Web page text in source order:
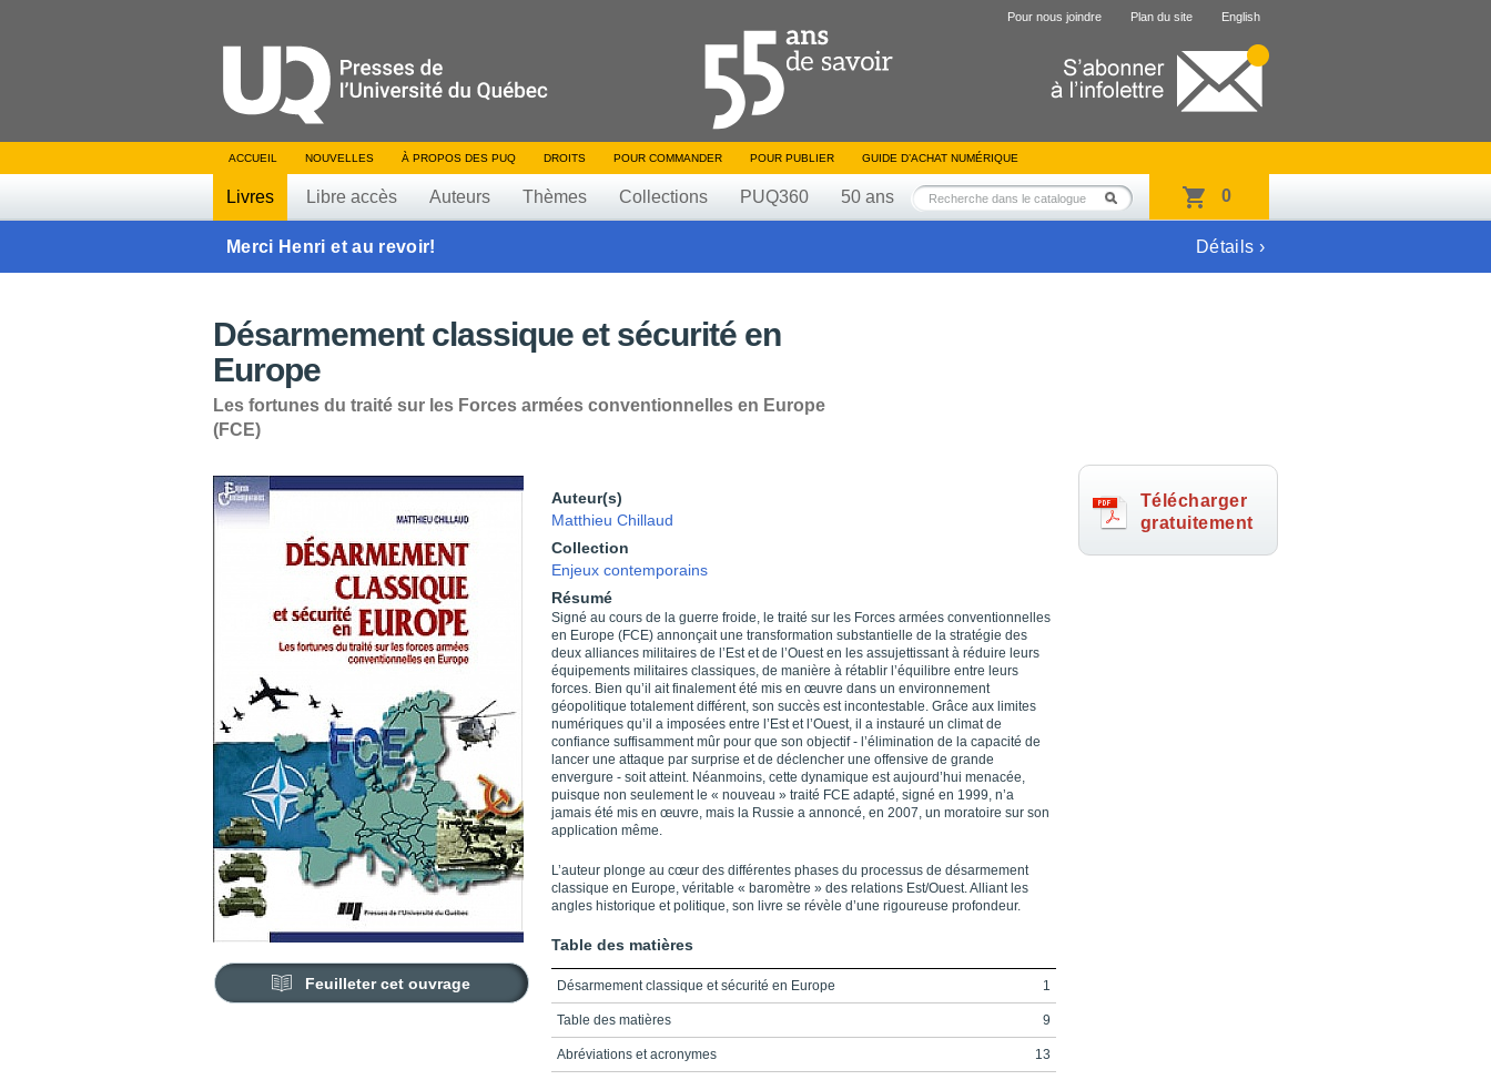
Pour nous joindre Plan du site English
ACCUEIL NOUVELLES À PROPOS DES PUQ DROITS POUR COMMANDER POUR PUBLIER GUIDE D’ACHAT NUMÉRIQUE
Livres Libre accès Auteurs Thèmes Collections PUQ360 50 ans 0
Merci Henri et au revoir! Détails ›
Désarmement classique et sécurité en
Europe
Les fortunes du traité sur les Forces armées conventionnelles en Europe
(FCE)
Feuilleter cet ouvrage
Auteur(s)
Matthieu Chillaud
Collection
Enjeux contemporains
Résumé
Signé au cours de la guerre froide, le traité sur les Forces armées conventionnelles
en Europe (FCE) annonçait une transformation substantielle de la stratégie des
deux alliances militaires de l’Est et de l’Ouest en les assujettissant à réduire leurs
équipements militaires classiques, de manière à rétablir l’équilibre entre leurs
forces. Bien qu’il ait finalement été mis en œuvre dans un environnement
géopolitique totalement différent, son succès est incontestable. Grâce aux limites
numériques qu’il a imposées entre l’Est et l’Ouest, il a instauré un climat de
confiance suffisamment mûr pour que son objectif - l’élimination de la capacité de
lancer une attaque par surprise et de déclencher une offensive de grande
envergure - soit atteint. Néanmoins, cette dynamique est aujourd’hui menacée,
puisque non seulement le « nouveau » traité FCE adapté, signé en 1999, n’a
jamais été mis en œuvre, mais la Russie a annoncé, en 2007, un moratoire sur son
application même.
L’auteur plonge au cœur des différentes phases du processus de désarmement
classique en Europe, véritable « baromètre » des relations Est/Ouest. Alliant les
angles historique et politique, son livre se révèle d’une rigoureuse profondeur.
Table des matières
Désarmement classique et sécurité en Europe 1
Table des matières 9
Abréviations et acronymes 13
Télécharger
gratuitement